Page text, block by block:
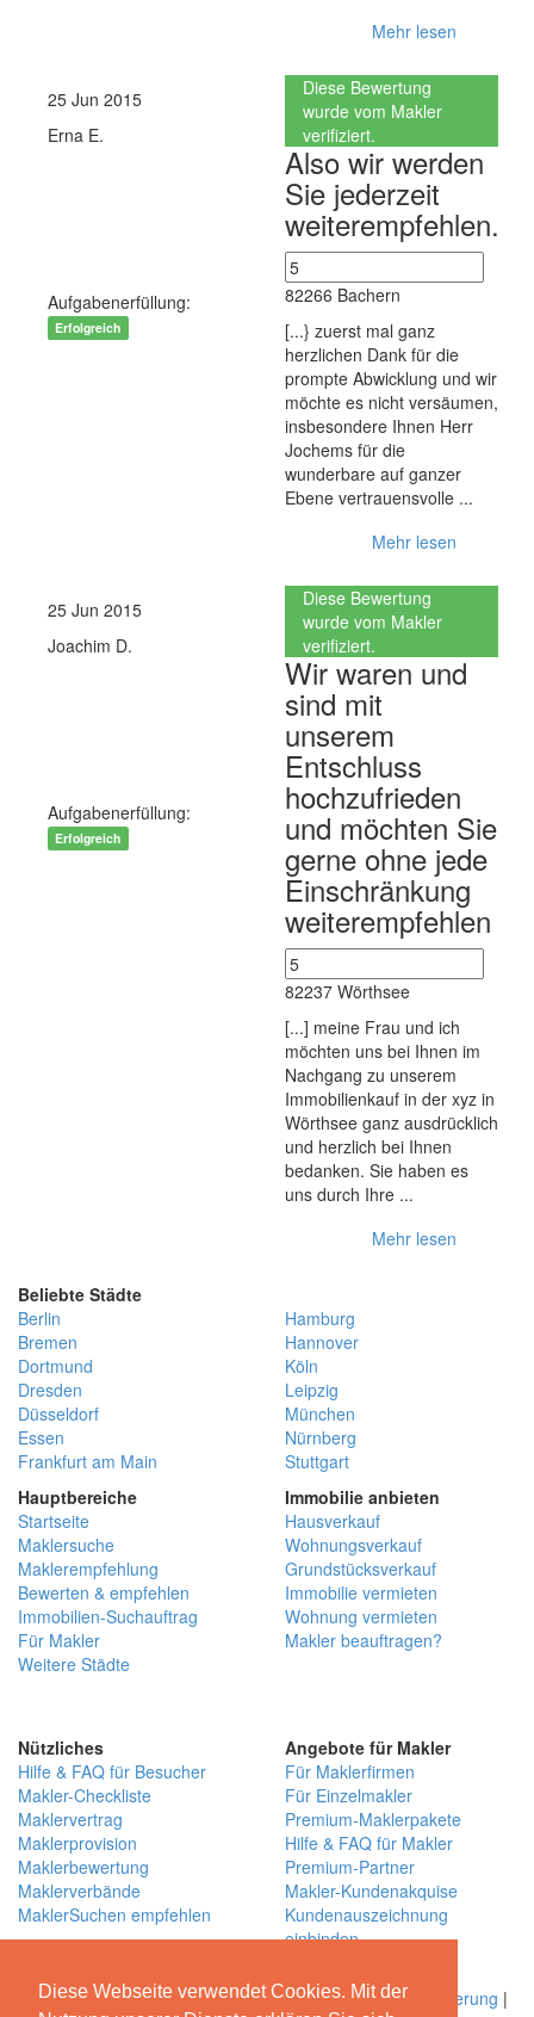
Diese Webseite verwendet Cookies. Mit der
Mehr lesen
25 Jun 2015
Erna E.
Aufgabenerfüllung:
Erfolgreich
Diese Bewertung
wurde vom Makler
verifiziert.
Also wir werden
Sie jederzeit
weiterempfehlen.
82266 Bachern
[...} zuerst mal ganz
herzlichen Dank für die
prompte Abwicklung und wir
möchte es nicht versäumen,
insbesondere Ihnen Herr
Jochems für die
wunderbare auf ganzer
Ebene vertrauensvolle ...
Mehr lesen
25 Jun 2015
Joachim D.
Aufgabenerfüllung:
Erfolgreich
Diese Bewertung
wurde vom Makler
verifiziert.
Wir waren und
sind mit
unserem
Entschluss
hochzufrieden
und möchten Sie
gerne ohne jede
Einschränkung
weiterempfehlen
82237 Wörthsee
[...] meine Frau und ich
möchten uns bei Ihnen im
Nachgang zu unserem
Immobilienkauf in der xyz in
Wörthsee ganz ausdrücklich
und herzlich bei Ihnen
bedanken. Sie haben es
uns durch Ihre ...
Mehr lesen
Beliebte Städte
Berlin
Bremen
Dortmund
Dresden
Düsseldorf
Essen
Frankfurt am Main
Hamburg
Hannover
Köln
Leipzig
München
Nürnberg
Stuttgart
Hauptbereiche
Startseite
Maklersuche
Maklerempfehlung
Bewerten & empfehlen
Immobilien-Suchauftrag
Für Makler
Weitere Städte
Immobilie anbieten
Hausverkauf
Wohnungsverkauf
Grundstücksverkauf
Immobilie vermieten
Wohnung vermieten
Makler beauftragen?
Nützliches
Hilfe & FAQ für Besucher
Makler-Checkliste
Maklervertrag
Maklerprovision
Maklerbewertung
Maklerverbände
MaklerSuchen empfehlen
Angebote für Makler
Für Maklerfirmen
Für Einzelmakler
Premium-Maklerpakete
Hilfe & FAQ für Makler
Premium-Partner
Makler-Kundenakquise
Kundenauszeichnung
einbinden
Über uns|Blog|Kontakt| Partner|Presse|Qualitätssicherung |